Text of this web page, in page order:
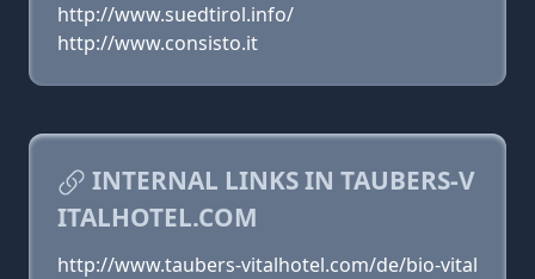
http://www.suedtirol.info/
http://www.consisto.it
INTERNAL LINKS IN TAUBERS-V
ITALHOTEL.COM
http://www.taubers-vitalhotel.com/de/bio-vital